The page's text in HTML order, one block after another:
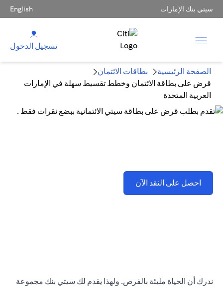
سيتي بنك الإمارات English
تسجيل الدخول
الصفحة الرئيسية
بطاقات الائتمان
قرض على بطاقة الائتمان وخطط تقسيط سهلة في الإمارات
العربية المتحدة
احصل على النقد الآن
ندرك أن الحياة مليئة بالفرص. ولهذا يقدم لك سيتي بنك مجموعة